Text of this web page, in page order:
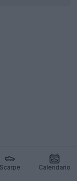
Scarpe Calendario